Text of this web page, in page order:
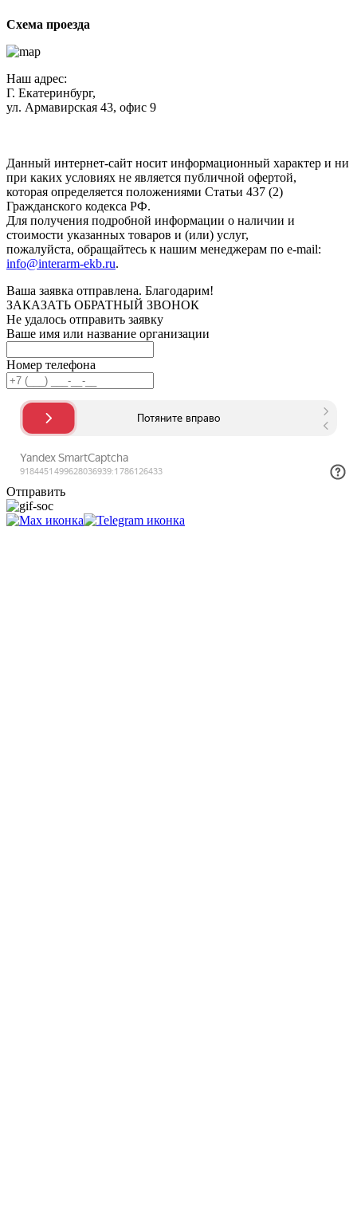
Схема проезда
Наш адрес:
Г. Екатеринбург,
ул. Армавирская 43, офис 9
Данный интернет-сайт носит информационный характер и ни
при каких условиях не является публичной офертой,
которая определяется положениями Статьи 437 (2)
Гражданского кодекса РФ.
Для получения подробной информации о наличии и
стоимости указанных товаров и (или) услуг,
пожалуйста, обращайтесь к нашим менеджерам по e-mail:
info@interarm-ekb.ru.
Ваша заявка отправлена. Благодарим!
ЗАКАЗАТЬ ОБРАТНЫЙ ЗВОНОК
Не удалось отправить заявку
Ваше имя или название организации
Номер телефона
Отправить